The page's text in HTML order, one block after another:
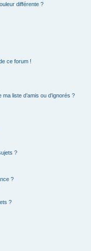
différente ?
ce forum !
liste d’amis ou d’ignorés ?
?
?
?